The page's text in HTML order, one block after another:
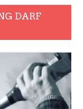
DARF